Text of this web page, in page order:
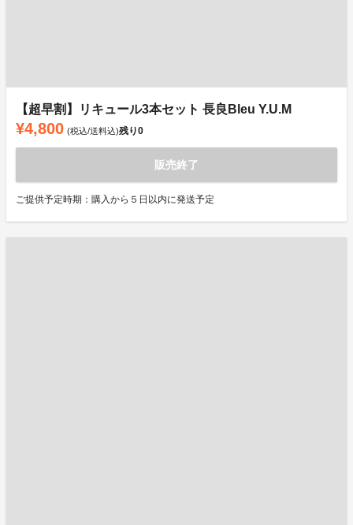
【超早割】リキュール3本セット 長良Bleu Y.U.M
¥4,800 (税込/送料込)残り0
販売終了
ご提供予定時期：購入から５日以内に発送予定